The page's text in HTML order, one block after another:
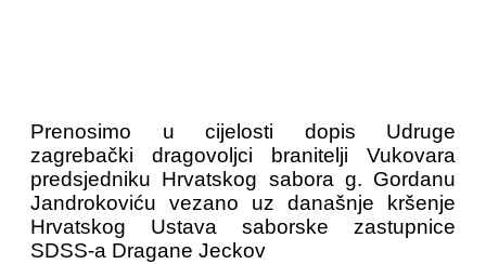
Prenosimo u cijelosti dopis Udruge
zagrebački dragovoljci branitelji Vukovara
predsjedniku Hrvatskog sabora g. Gordanu
Jandrokoviću vezano uz današnje kršenje
Hrvatskog Ustava saborske zastupnice
SDSS-a Dragane Jeckov